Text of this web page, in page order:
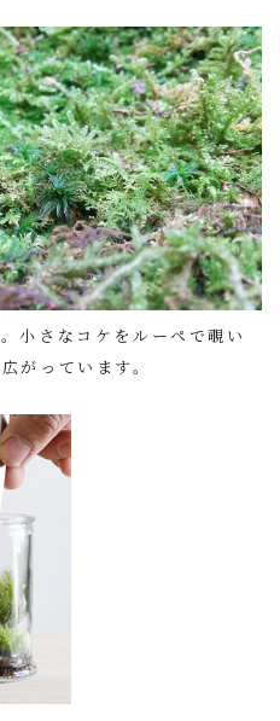
小さなコケをルーペで覗い
がっています。